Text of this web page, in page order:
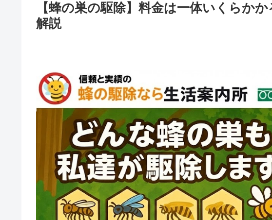
【蜂の巣の駆除】料金は一体いくらか
解説